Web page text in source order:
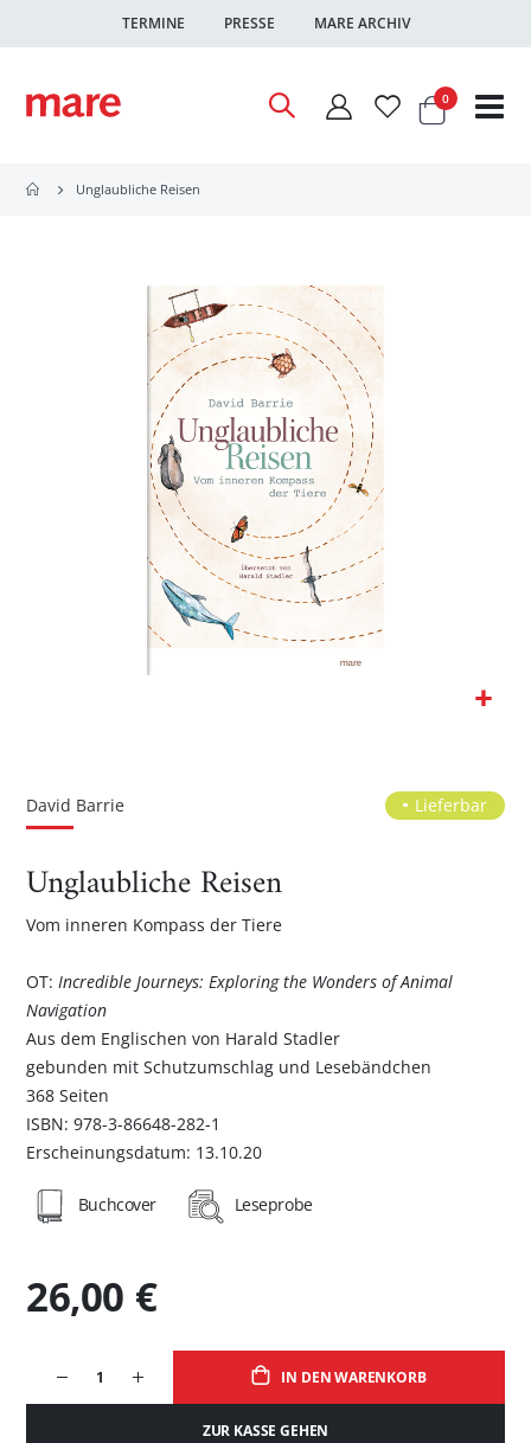
TERMINE PRESSE MARE ARCHIV
Warenkorb
0Artikel
Unglaubliche Reisen
Bildgalerie
David Barrie Lieferbar
Unglaubliche Reisen
Vom inneren Kompass der Tiere
OT:Incredible Journeys: Exploring the Wonders of Animal
Navigation
Aus dem Englischen von Harald Stadler
gebunden mit Schutzumschlag und Lesebändchen
368 Seiten
ISBN: 978-3-86648-282-1
Erscheinungsdatum: 13.10.20
IN DEN WARENKORB
ZUR KASSE GEHEN
26,00 €
Buchcover Leseprobe